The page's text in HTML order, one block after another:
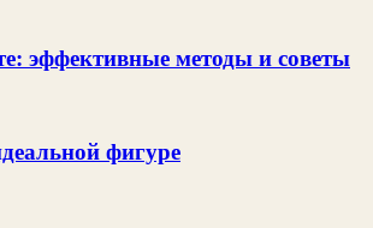
эффективные методы и советы
фигуре